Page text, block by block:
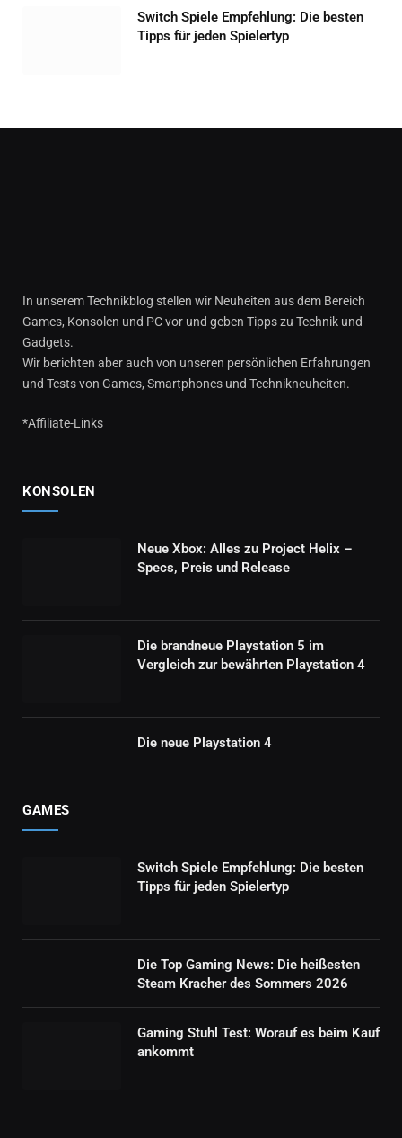
Switch Spiele Empfehlung: Die besten
Tipps für jeden Spielertyp
In unserem Technikblog stellen wir Neuheiten aus dem Bereich
Games, Konsolen und PC vor und geben Tipps zu Technik und
Gadgets.
Wir berichten aber auch von unseren persönlichen Erfahrungen
und Tests von Games, Smartphones und Technikneuheiten.
*Affiliate-Links
KONSOLEN
Neue Xbox: Alles zu Project Helix –
Specs, Preis und Release
Die brandneue Playstation 5 im
Vergleich zur bewährten Playstation 4
Die neue Playstation 4
GAMES
Switch Spiele Empfehlung: Die besten
Tipps für jeden Spielertyp
Die Top Gaming News: Die heißesten
Steam Kracher des Sommers 2026
Gaming Stuhl Test: Worauf es beim Kauf
ankommt